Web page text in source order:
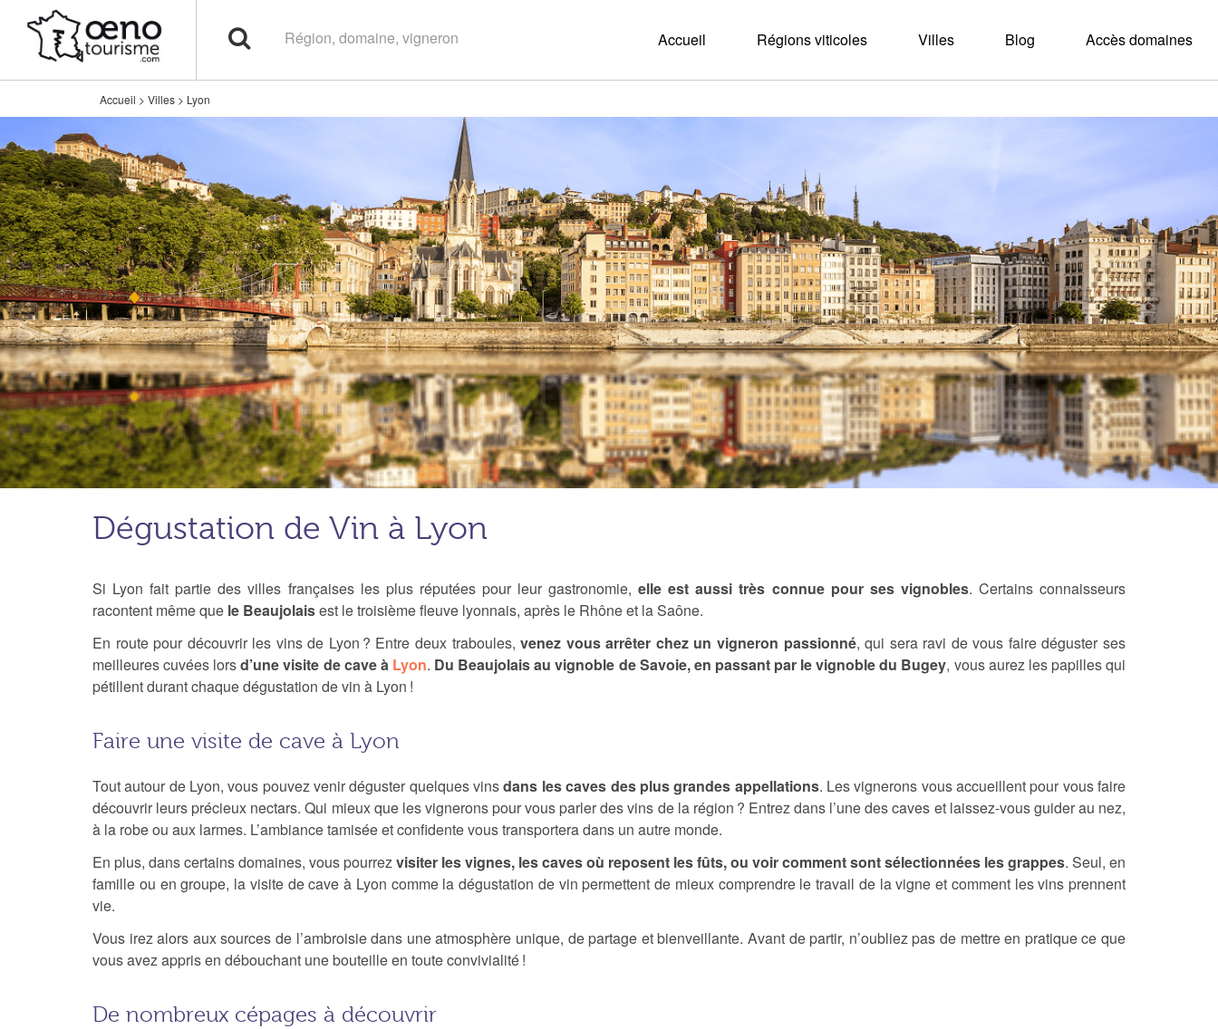
Accueil Régions viticoles Villes Blog Accès domaines
Accueil > Villes > Lyon
Dégustation de Vin à Lyon
Si Lyon fait partie des villes françaises les plus réputées pour leur gastronomie,elle est aussi très connue pour ses vignobles. Certains connaisseurs
racontent même que le Beaujolaisest le troisième fleuve lyonnais, après le Rhône et la Saône.
En route pour découvrir les vins de Lyon ? Entre deux traboules, venez vous arrêter chez un vigneron passionné, qui sera ravi de vous faire déguster ses
meilleures cuvées lorsd’une visite de cave à Lyon. Du Beaujolais au vignoble de Savoie, en passant par le vignoble du Bugey, vous aurez les papilles qui
pétillent durant chaque dégustation de vin à Lyon !
Faire une visite de cave à Lyon
Tout autour de Lyon, vous pouvez venir déguster quelques vinsdans les caves des plus grandes appellations. Les vignerons vous accueillent pour vous faire
découvrir leurs précieux nectars. Qui mieux que les vignerons pour vous parler des vins de la région ? Entrez dans l’une des caves et laissez-vous guider au nez,
à la robe ou aux larmes. L’ambiance tamisée et confidente vous transportera dans un autre monde.
En plus, dans certains domaines, vous pourrezvisiter les vignes, les caves où reposent les fûts, ou voir comment sont sélectionnées les grappes. Seul, en
famille ou en groupe, la visite de cave à Lyon comme la dégustation de vin permettent de mieux comprendre le travail de la vigne et comment les vins prennent
vie.
Vous irez alors aux sources de l’ambroisie dans une atmosphère unique, de partage et bienveillante. Avant de partir, n’oubliez pas de mettre en pratique ce que
vous avez appris en débouchant une bouteille en toute convivialité !
De nombreux cépages à découvrir